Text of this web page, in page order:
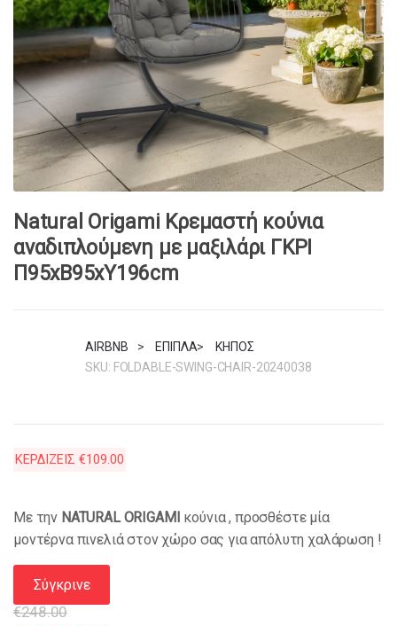
Natural Origami Κρεμαστή κούνια
αναδιπλούμενη με μαξιλάρι ΓΚΡΙ
Π95xΒ95xΥ196cm
AIRBNB > ΕΠΙΠΛΑ>
ΚΗΠΟΣ
SKU: FOLDABLE-SWING-CHAIR-20240038
ΚΕΡΔΙΖΕΙΣ €109.00
Με την NATURALORIGAMI κούνια , προσθέστε μία
μοντέρνα πινελιά στον χώρο σας για απόλυτη χαλάρωση !
Σύγκρινε
€248.00